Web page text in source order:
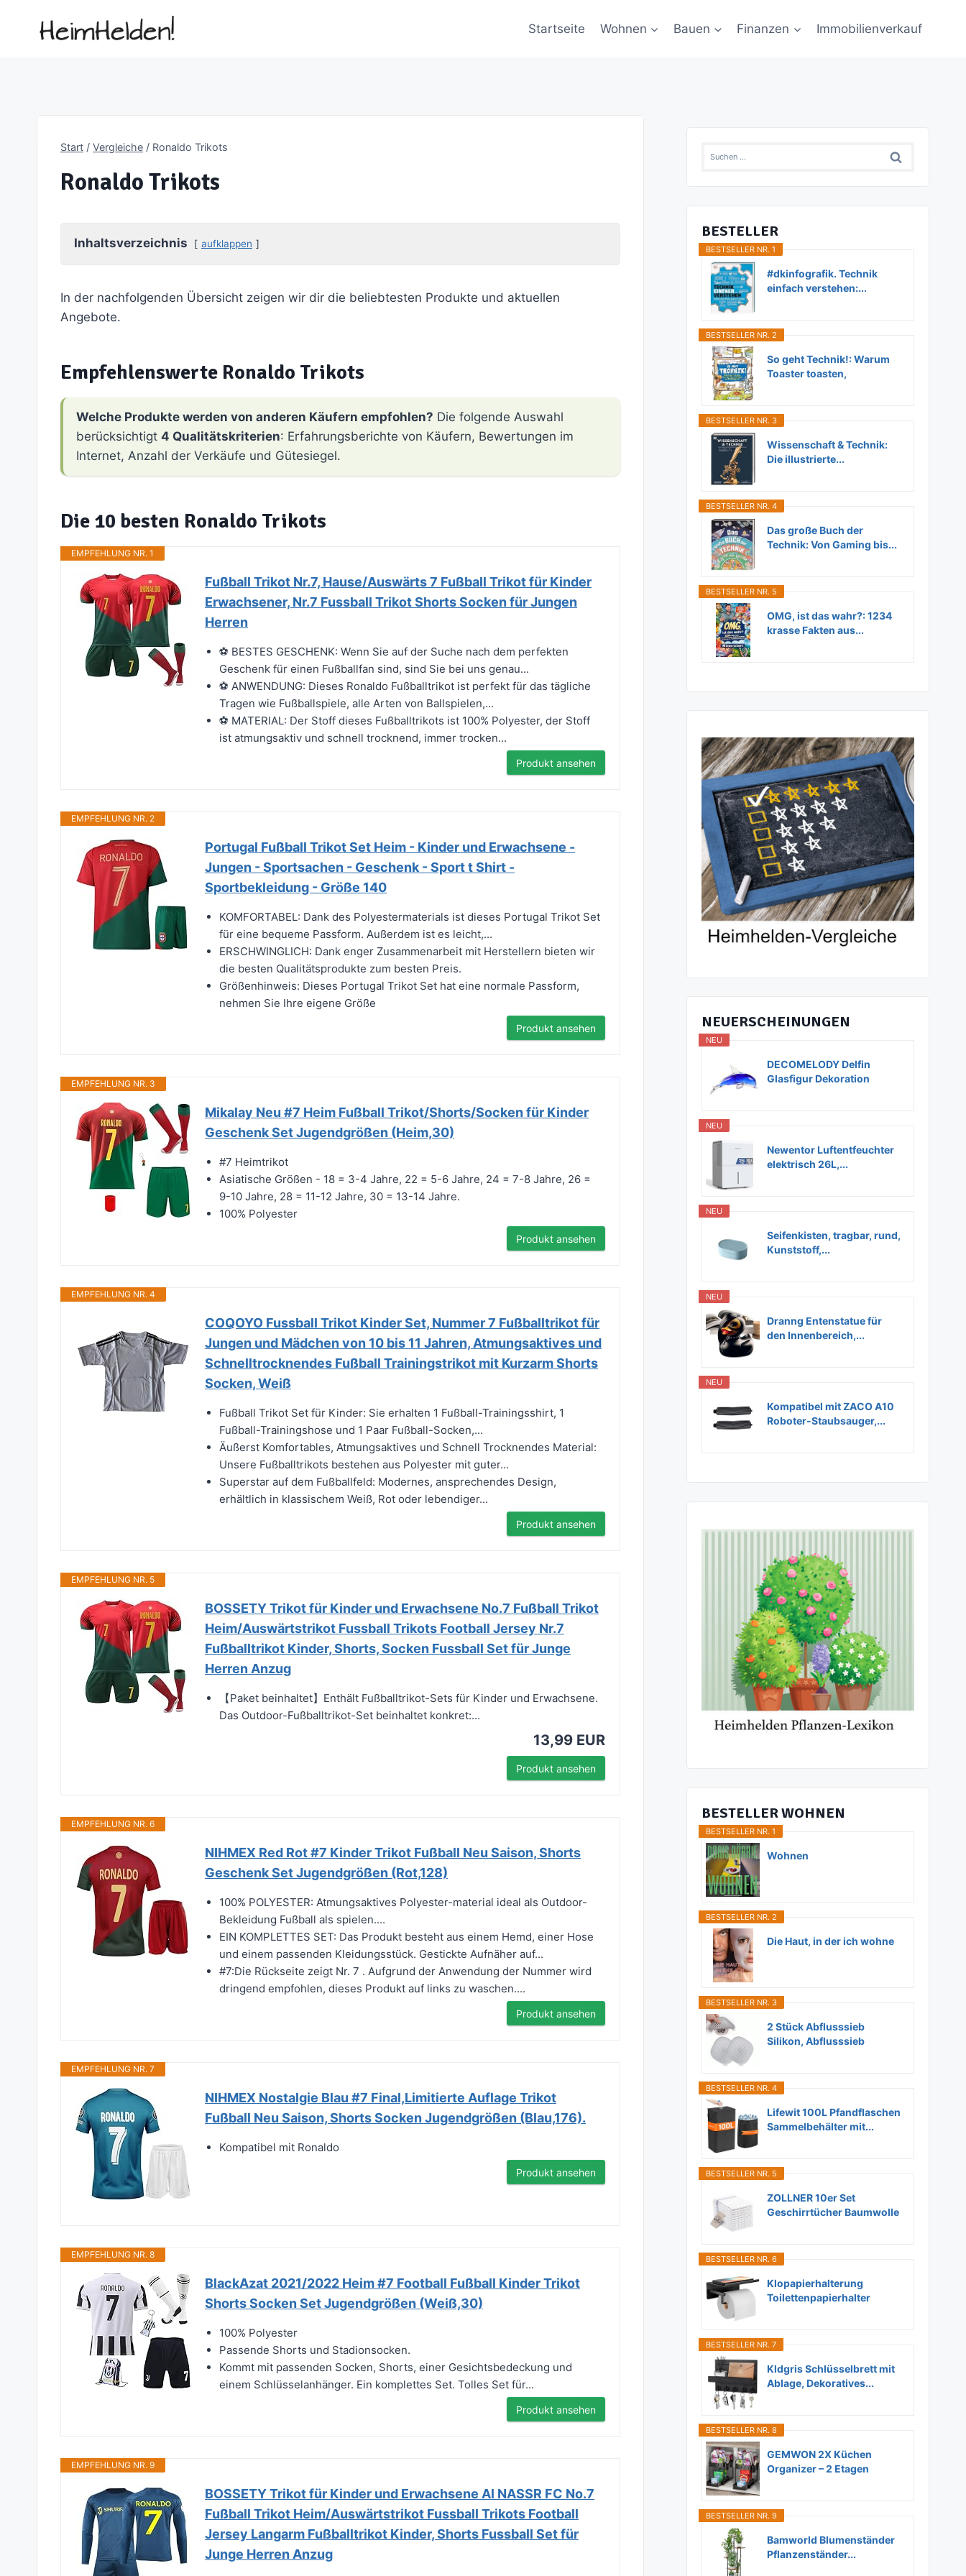
Startseite Wohnen Bauen Finanzen Immobilienverkauf
Start / Vergleiche / Ronaldo Trikots
Ronaldo Trikots
Inhaltsverzeichnis aufklappen
In der nachfolgenden Übersicht zeigen wir dir die beliebtesten Produkte und aktuellen
Angebote.
Empfehlenswerte Ronaldo Trikots
Welche Produkte werden von anderen Käufern empfohlen? Die folgende Auswahl
berücksichtigt 4 Qualitätskriterien: Erfahrungsberichte von Käufern, Bewertungen im
Internet, Anzahl der Verkäufe und Gütesiegel.
Die 10 besten Ronaldo Trikots
EMPFEHLUNG NR. 1
Fußball Trikot Nr.7, Hause/Auswärts 7 Fußball Trikot für Kinder
Erwachsener, Nr.7 Fussball Trikot Shorts Socken für Jungen
Herren
⚽ BESTES GESCHENK: Wenn Sie auf der Suche nach dem perfekten
Geschenk für einen Fußballfan sind, sind Sie bei uns genau...
⚽ ANWENDUNG: Dieses Ronaldo Fußballtrikot ist perfekt für das tägliche
Tragen wie Fußballspiele, alle Arten von Ballspielen,...
⚽ MATERIAL: Der Stoff dieses Fußballtrikots ist 100% Polyester, der Stoff
ist atmungsaktiv und schnell trocknend, immer trocken...
Produkt ansehen
EMPFEHLUNG NR. 2
Portugal Fußball Trikot Set Heim - Kinder und Erwachsene -
Jungen - Sportsachen - Geschenk - Sport t Shirt -
Sportbekleidung - Größe 140
KOMFORTABEL: Dank des Polyestermaterials ist dieses Portugal Trikot Set
für eine bequeme Passform. Außerdem ist es leicht,...
ERSCHWINGLICH: Dank enger Zusammenarbeit mit Herstellern bieten wir
die besten Qualitätsprodukte zum besten Preis.
Größenhinweis: Dieses Portugal Trikot Set hat eine normale Passform,
nehmen Sie Ihre eigene Größe
Produkt ansehen
EMPFEHLUNG NR. 3
Mikalay Neu #7 Heim Fußball Trikot/Shorts/Socken für Kinder
Geschenk Set Jugendgrößen (Heim,30)
#7 Heimtrikot
Asiatische Größen - 18 = 3-4 Jahre, 22 = 5-6 Jahre, 24 = 7-8 Jahre, 26 =
9-10 Jahre, 28 = 11-12 Jahre, 30 = 13-14 Jahre.
100% Polyester
Produkt ansehen
EMPFEHLUNG NR. 4
COQOYO Fussball Trikot Kinder Set, Nummer 7 Fußballtrikot für
Jungen und Mädchen von 10 bis 11 Jahren, Atmungsaktives und
Schnelltrocknendes Fußball Trainingstrikot mit Kurzarm Shorts
Socken, Weiß
Fußball Trikot Set für Kinder: Sie erhalten 1 Fußball-Trainingsshirt, 1
Fußball-Trainingshose und 1 Paar Fußball-Socken,...
Äußerst Komfortables, Atmungsaktives und Schnell Trocknendes Material:
Unsere Fußballtrikots bestehen aus Polyester mit guter...
Superstar auf dem Fußballfeld: Modernes, ansprechendes Design,
erhältlich in klassischem Weiß, Rot oder lebendiger...
Produkt ansehen
EMPFEHLUNG NR. 5
BOSSETY Trikot für Kinder und Erwachsene No.7 Fußball Trikot
Heim/Auswärtstrikot Fussball Trikots Football Jersey Nr.7
Fußballtrikot Kinder, Shorts, Socken Fussball Set für Junge
Herren Anzug
【Paket beinhaltet】Enthält Fußballtrikot-Sets für Kinder und Erwachsene.
Das Outdoor-Fußballtrikot-Set beinhaltet konkret:...
13,99 EUR
Produkt ansehen
EMPFEHLUNG NR. 6
NIHMEX Red Rot #7 Kinder Trikot Fußball Neu Saison, Shorts
Geschenk Set Jugendgrößen (Rot,128)
100% POLYESTER: Atmungsaktives Polyester-material ideal als Outdoor-
Bekleidung Fußball als spielen....
EIN KOMPLETTES SET: Das Produkt besteht aus einem Hemd, einer Hose
und einem passenden Kleidungsstück. Gestickte Aufnäher auf...
#7:Die Rückseite zeigt Nr. 7 . Aufgrund der Anwendung der Nummer wird
dringend empfohlen, dieses Produkt auf links zu waschen....
Produkt ansehen
EMPFEHLUNG NR. 7
NIHMEX Nostalgie Blau #7 Final,Limitierte Auflage Trikot
Fußball Neu Saison, Shorts Socken Jugendgrößen (Blau,176).
Kompatibel mit Ronaldo
Produkt ansehen
EMPFEHLUNG NR. 8
BlackAzat 2021/2022 Heim #7 Football Fußball Kinder Trikot
Shorts Socken Set Jugendgrößen (Weiß,30)
100% Polyester
Passende Shorts und Stadionsocken.
Kommt mit passenden Socken, Shorts, einer Gesichtsbedeckung und
einem Schlüsselanhänger. Ein komplettes Set. Tolles Set für...
Produkt ansehen
EMPFEHLUNG NR. 9
BOSSETY Trikot für Kinder und Erwachsene Al NASSR FC No.7
Fußball Trikot Heim/Auswärtstrikot Fussball Trikots Football
Jersey Langarm Fußballtrikot Kinder, Shorts Fussball Set für
Junge Herren Anzug
Suchen
BESTELLER
BESTSELLER NR. 1
#dkinfografik. Technik
einfach verstehen:...
BESTSELLER NR. 2
So geht Technik!: Warum
Toaster toasten,
BESTSELLER NR. 3
Wissenschaft & Technik:
Die illustrierte...
BESTSELLER NR. 4
Das große Buch der
Technik: Von Gaming bis...
BESTSELLER NR. 5
OMG, ist das wahr?: 1234
krasse Fakten aus...
NEUERSCHEINUNGEN
NEU
DECOMELODY Delfin
Glasfigur Dekoration
NEU
Newentor Luftentfeuchter
elektrisch 26L,...
NEU
Seifenkisten, tragbar, rund,
Kunststoff,...
NEU
Dranng Entenstatue für
den Innenbereich,...
NEU
Kompatibel mit ZACO A10
Roboter-Staubsauger,...
BESTELLER WOHNEN
BESTSELLER NR. 1
Wohnen
BESTSELLER NR. 2
Die Haut, in der ich wohne
BESTSELLER NR. 3
2 Stück Abflusssieb
Silikon, Abflusssieb
BESTSELLER NR. 4
Lifewit 100L Pfandflaschen
Sammelbehälter mit...
BESTSELLER NR. 5
ZOLLNER 10er Set
Geschirrtücher Baumwolle
BESTSELLER NR. 6
Klopapierhalterung
Toilettenpapierhalter
BESTSELLER NR. 7
Kldgris Schlüsselbrett mit
Ablage, Dekoratives...
BESTSELLER NR. 8
GEMWON 2X Küchen
Organizer – 2 Etagen
BESTSELLER NR. 9
Bamworld Blumenständer
Pflanzenständer...